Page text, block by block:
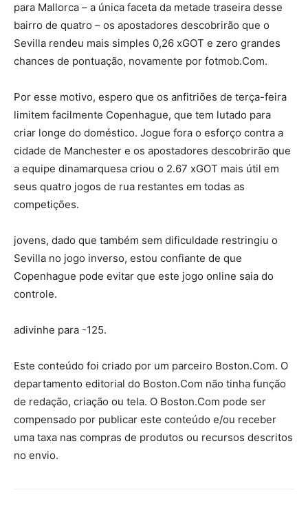
para Mallorca – a única faceta da metade traseira desse
bairro de quatro – os apostadores descobrirão que o
Sevilla rendeu mais simples 0,26 xGOT e zero grandes
chances de pontuação, novamente por fotmob.Com.
Por esse motivo, espero que os anfitriões de terça-feira
limitem facilmente Copenhague, que tem lutado para
criar longe do doméstico. Jogue fora o esforço contra a
cidade de Manchester e os apostadores descobrirão que
a equipe dinamarquesa criou o 2.67 xGOT mais útil em
seus quatro jogos de rua restantes em todas as
competições.
jovens, dado que também sem dificuldade restringiu o
Sevilla no jogo inverso, estou confiante de que
Copenhague pode evitar que este jogo online saia do
controle.
adivinhe para -125.
Este conteúdo foi criado por um parceiro Boston.Com. O
departamento editorial do Boston.Com não tinha função
de redação, criação ou tela. O Boston.Com pode ser
compensado por publicar este conteúdo e/ou receber
uma taxa nas compras de produtos ou recursos descritos
no envio.